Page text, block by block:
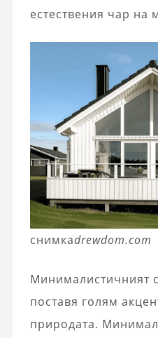
естествения чар на
снимкаdrewdom.com
Минималистичният
поставя голям
природата.